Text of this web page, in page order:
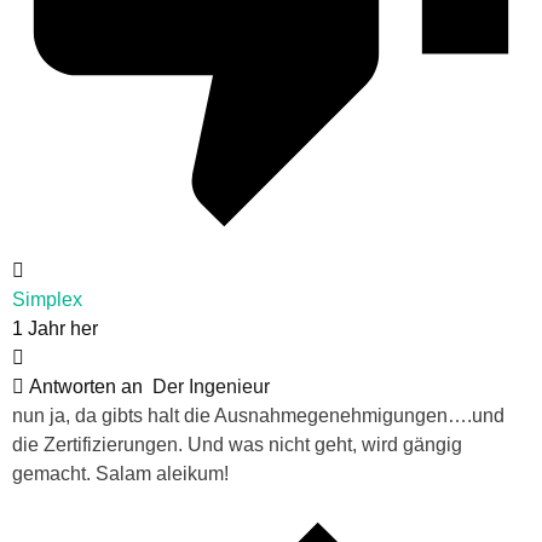
Simplex
1 Jahr her
Antworten an
Der Ingenieur
nun ja, da gibts halt die Ausnahmegenehmigungen….und
die Zertifizierungen. Und was nicht geht, wird gängig
gemacht. Salam aleikum!